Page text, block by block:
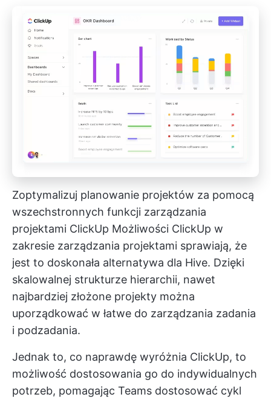
Zoptymalizuj planowanie projektów za pomocą
wszechstronnych funkcji zarządzania
projektami ClickUp Możliwości ClickUp w
zakresie zarządzania projektami sprawiają, że
jest to doskonała alternatywa dla Hive. Dzięki
skalowalnej strukturze hierarchii, nawet
najbardziej złożone projekty można
uporządkować w łatwe do zarządzania zadania
i podzadania.
Jednak to, co naprawdę wyróżnia ClickUp, to
możliwość dostosowania go do indywidualnych
potrzeb, pomagając Teams dostosować cykl